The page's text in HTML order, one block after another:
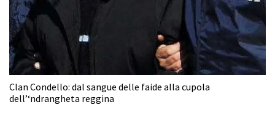
Clan Condello: dal sangue delle faide alla cupola
dell’‘ndrangheta reggina